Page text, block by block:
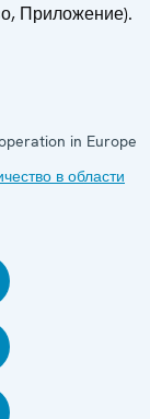
Приложение).
in Europe
в области